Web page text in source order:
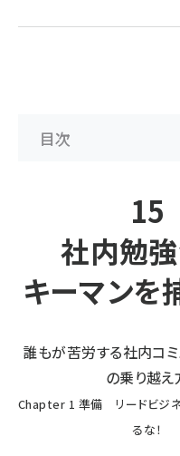
目次
15
社内勉
キーマンを
誰もが苦労する社内コ
の乗り越え
Chapter 1 準備 リードビジ
るな！